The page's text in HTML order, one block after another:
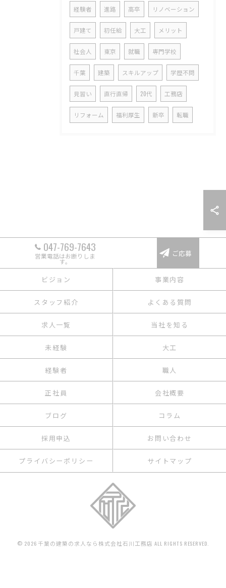
経験者 進路 高卒 リノベーション
戸建て 初任給 大工 メリット
社会人 東京 就職 専門学校
千葉 建築 スキルアップ 学歴不問
見習い 直行直帰 20代 工務店
リフォーム 福利厚生 新卒 転職
047-769-7643
営業電話はお断りしま
す。
ご応募
ビジョン 事業内容
スタッフ紹介 よくある質問
求人一覧 当社を知る
未経験 大工
経験者 職人
正社員 会社概要
ブログ コラム
採用申込 お問い合わせ
プライバシーポリシー サイトマップ
© 2026 千葉の建築の求人なら株式会社石川工務店 ALL RIGHTS RESERVED.